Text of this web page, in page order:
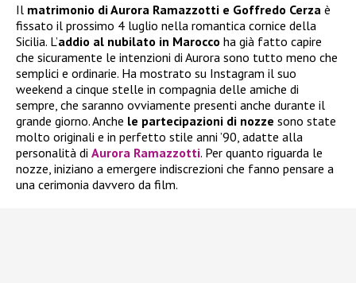
Il matrimonio di Aurora Ramazzotti e Goffredo Cerza è
fissato il prossimo 4 luglio nella romantica cornice della
Sicilia. L’addio al nubilato in Marocco ha già fatto capire
che sicuramente le intenzioni di Aurora sono tutto meno che
semplici e ordinarie. Ha mostrato su Instagram il suo
weekend a cinque stelle in compagnia delle amiche di
sempre, che saranno ovviamente presenti anche durante il
grande giorno. Anche le partecipazioni di nozze sono state
molto originali e in perfetto stile anni ’90, adatte alla
personalità di Aurora Ramazzotti. Per quanto riguarda le
nozze, iniziano a emergere indiscrezioni che fanno pensare a
una cerimonia davvero da film.